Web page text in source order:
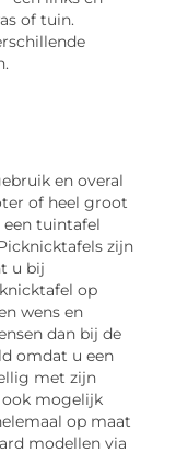
of tuin.
en overal
of heel groot
tuintafel
zijn
u bij
op
wens en
dan bij de
omdat u een
met zijn
ook mogelijk
op maat
modellen via